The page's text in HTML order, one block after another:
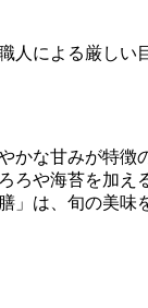
人による厳しい
かな甘みが特徴
や海苔を加え
」は、旬の美味